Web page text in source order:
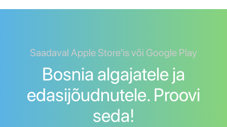
Saadaval Apple Store'is või Google Play
Bosnia algajatele ja
edasijõudnutele. Proovi
seda!